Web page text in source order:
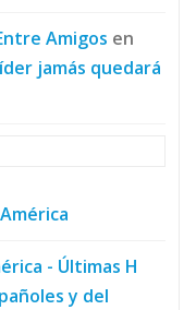
Amigos en
jamás quedará
- Últimas H
y del